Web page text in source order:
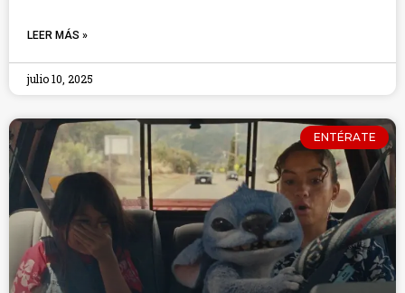
LEER MÁS »
julio 10, 2025
ENTÉRATE